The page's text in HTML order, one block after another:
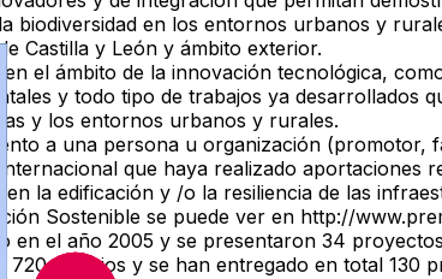
biodiversidad en los entornos urbanos y
Castilla y León y ámbito exterior.
el ámbito de la innovación tecnológica,
y todo tipo de trabajos ya desarrollados
y los entornos urbanos y rurales.
a una persona u organización
que haya realizado aportaciones
en la edificación y /o la resiliencia de las
Sostenible se puede ver en http://
en el año 2005 y se presentaron 34
trabajos y se han entregado en total 130